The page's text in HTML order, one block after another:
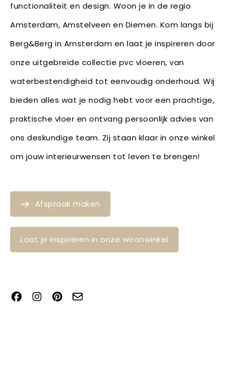
functionaliteit en design. Woon je in de regio
Amsterdam, Amstelveen en Diemen. Kom langs bij
Berg&Berg in Amsterdam en laat je inspireren door
onze uitgebreide collectie pvc vloeren, van
waterbestendigheid tot eenvoudig onderhoud. Wij
bieden alles wat je nodig hebt voor een prachtige,
praktische vloer en ontvang persoonlijk advies van
ons deskundige team. Zij staan klaar in onze winkel
om jouw interieurwensen tot leven te brengen!
Afspraak maken
Laat je inspireren in onze woonwinkel